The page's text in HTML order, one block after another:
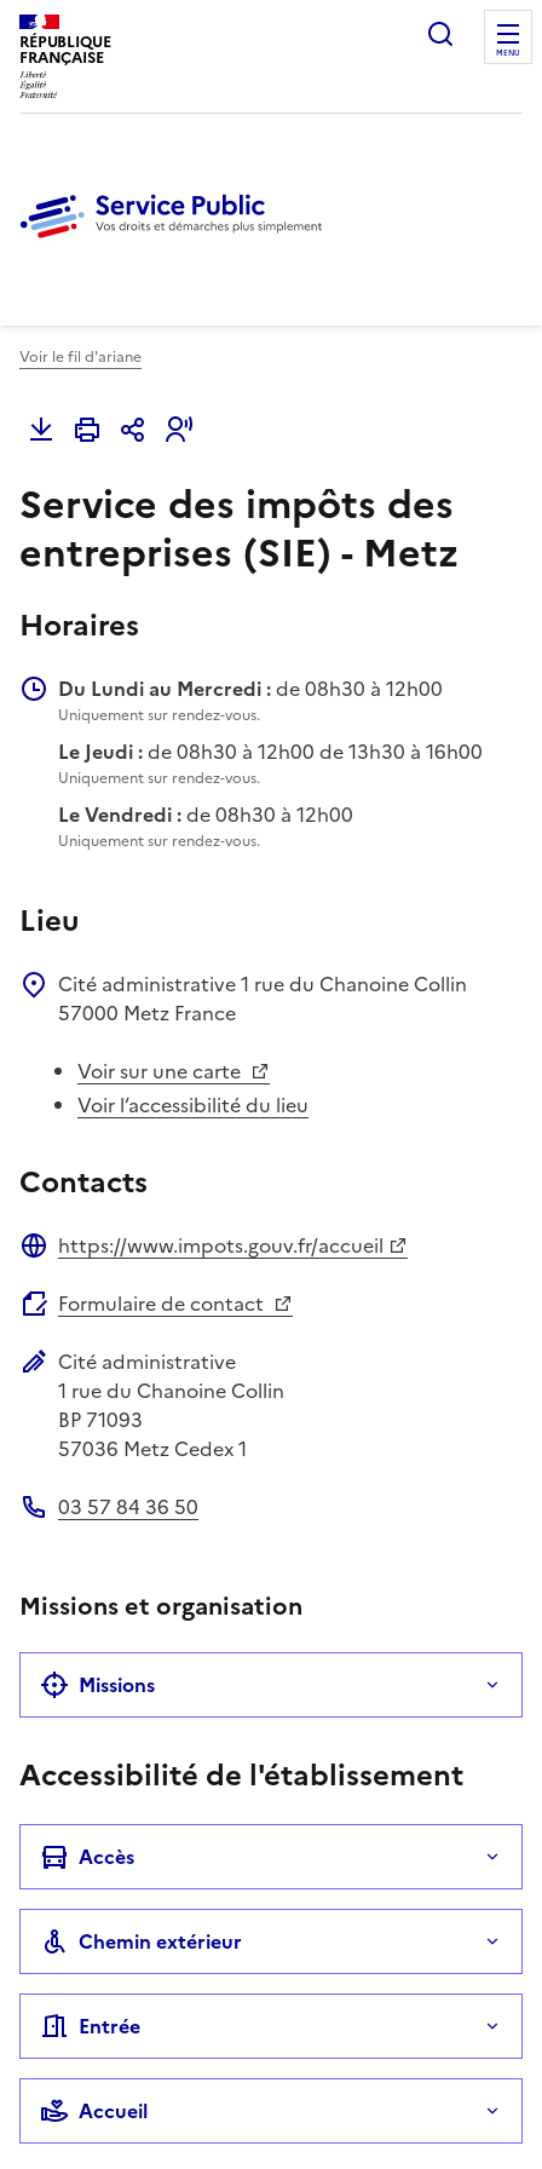
RÉPUBLIQUE
FRANÇAISE
Ouvrir
MENU
Voir le fil d'ariane
Service des impôts des
entreprises (SIE) - Metz
Horaires
Du Lundi au Mercredi :de 08h30 à 12h00
Uniquement sur rendez-vous.
Le Jeudi :de 08h30 à 12h00 de 13h30 à 16h00
Uniquement sur rendez-vous.
Le Vendredi :de 08h30 à 12h00
Uniquement sur rendez-vous.
Lieu
Cité administrative1 rue du Chanoine Collin
57000 Metz France
Voir sur une carte
Voir l’accessibilité du lieu
Contacts
https://www.impots.gouv.fr/accueil
Formulaire de contact
Adresse postale
Cité administrative
1 rue du Chanoine Collin
BP 71093
57036 Metz Cedex 1
03 57 84 36 50
Missions et organisation
Missions
Accessibilité de l'établissement
Accès
Chemin extérieur
Entrée
Accueil